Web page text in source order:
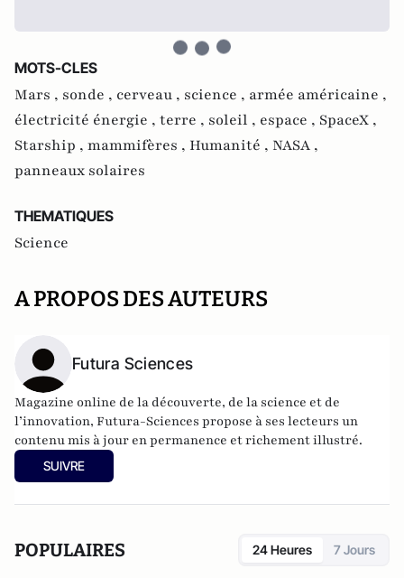
MOTS-CLES
Mars , sonde , cerveau , science , armée américaine ,
électricité énergie , terre , soleil , espace , SpaceX ,
Starship , mammifères , Humanité , NASA ,
panneaux solaires
THEMATIQUES
Science
A PROPOS DES AUTEURS
Futura Sciences
Magazine online de la découverte, de la science et de
l’innovation, Futura-Sciences propose à ses lecteurs un
contenu mis à jour en permanence et richement illustré.
SUIVRE
POPULAIRES 24 Heures 7 Jours